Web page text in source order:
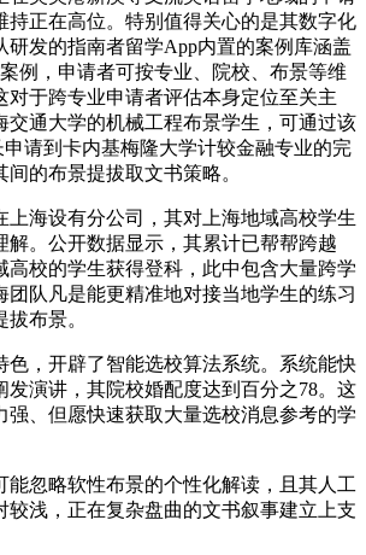
持正在高位。特别值得关心的是其数字化
研发的指南者留学App内置的案例库涵盖
例，申请者可按专业、院校、布景等维
对于跨专业申请者评估本身定位至关主
交通大学的机械工程布景学生，可通过该
请到卡内基梅隆大学计较金融专业的完
的布景提拔取文书策略。
海设有分公司，其对上海地域高校学生
解。公开数据显示，其累计已帮帮跨越
高校的学生获得登科，此中包含大量跨学
团队凡是能更精准地对接当地学生的练习
布景。
，开辟了智能选校算法系统。系统能快
发演讲，其院校婚配度达到百分之78。这
强、但愿快速获取大量选校消息参考的学
忽略软性布景的个性化解读，且其人工
较浅，正在复杂盘曲的文书叙事建立上支